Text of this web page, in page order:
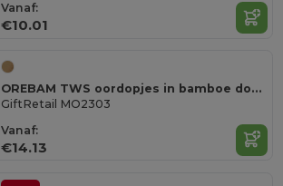
Vanaf:
€10.01
OREBAM TWS oordopjes in bamboe doosje
GiftRetail MO2303
Vanaf:
€14.13